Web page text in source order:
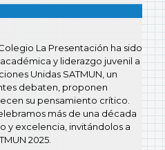
La Presentación ha sido
y liderazgo juvenil a
Unidas SATMUN, un
debaten, proponen
su pensamiento crítico.
más de una década
y excelencia, invitándolos a
2025.